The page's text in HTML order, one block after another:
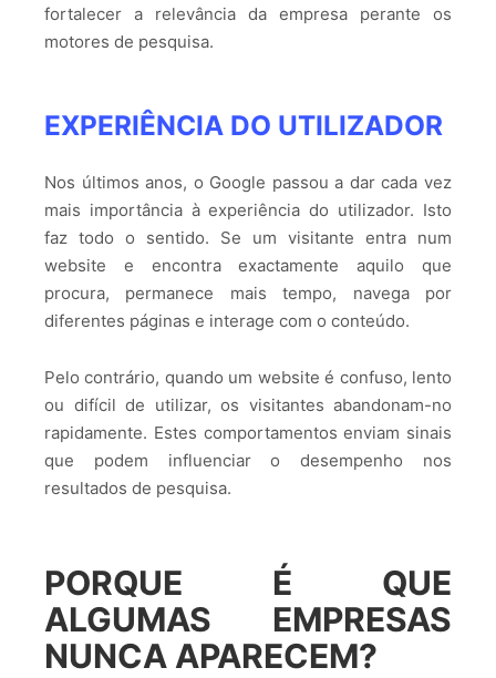
fortalecer a relevância da empresa perante os
motores de pesquisa.
EXPERIÊNCIA DO UTILIZADOR
Nos últimos anos, o Google passou a dar cada vez
mais importância à experiência do utilizador. Isto
faz todo o sentido. Se um visitante entra num
website e encontra exactamente aquilo que
procura, permanece mais tempo, navega por
diferentes páginas e interage com o conteúdo.
Pelo contrário, quando um website é confuso, lento
ou difícil de utilizar, os visitantes abandonam-no
rapidamente. Estes comportamentos enviam sinais
que podem influenciar o desempenho nos
resultados de pesquisa.
PORQUE É QUE
ALGUMAS EMPRESAS
NUNCA APARECEM?